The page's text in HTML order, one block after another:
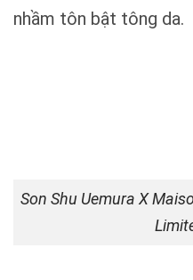
nhầm tôn bật tông da.
Son Shu Uemura X